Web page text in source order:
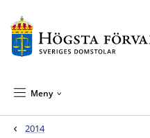
Meny
2014